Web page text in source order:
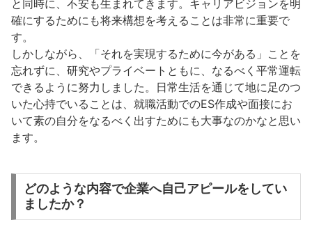
と同時に、不安も生まれてきます。キャリアビジョンを明
確にするためにも将来構想を考えることは非常に重要で
す。
しかしながら、「それを実現するために今がある」ことを
忘れずに、研究やプライベートともに、なるべく平常運転
できるように努力しました。日常生活を通じて地に足のつ
いた心持でいることは、就職活動でのES作成や面接にお
いて素の自分をなるべく出すためにも大事なのかなと思い
ます。
どのような内容で企業へ自己アピールをしてい
ましたか？